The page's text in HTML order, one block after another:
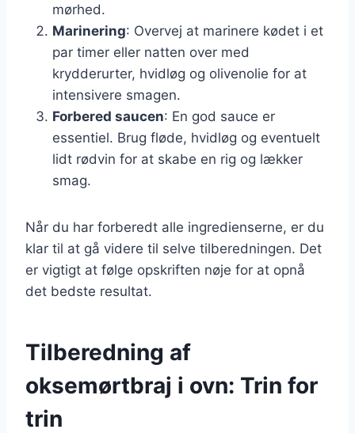
mørhed.
Marinering: Overvej at marinere kødet i et
par timer eller natten over med
krydderurter, hvidløg og olivenolie for at
intensivere smagen.
Forbered saucen: En god sauce er
essentiel. Brug fløde, hvidløg og eventuelt
lidt rødvin for at skabe en rig og lækker
smag.
Når du har forberedt alle ingredienserne, er du
klar til at gå videre til selve tilberedningen. Det
er vigtigt at følge opskriften nøje for at opnå
det bedste resultat.
Tilberedning af
oksemørtbraj i ovn: Trin for
trin